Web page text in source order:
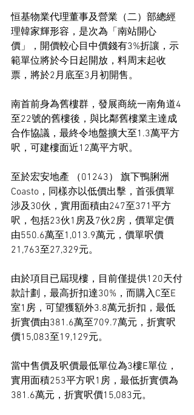
恒基物業代理董事及營業（二）部總經
理韓家輝形容，是次為「南站開心
價」，開價較心目中價錢有3%折讓，示
範單位將於今日起開放，料周末起收
票，將於2月底至3月初開售。
南首前身為舊樓群，發展商統一南角道4
至22號的舊樓後，與比鄰舊樓業主達成
合作協議，最終令地盤擴大至1.3萬平方
呎，可建樓面近12萬平方呎。
至於宏安地產 （01243） 旗下鴨脷洲
Coasto，同樣亦以低價出擊，首張價單
涉及30伙，實用面積由247至371平方
呎，包括23伙1房及7伙2房，價單定價
由550.6萬至1,013.9萬元，價單呎價
21,763至27,329元。
由於項目已屆現樓，目前僅提供120天付
款計劃，最高折扣達30%，而購入C至E
室1房，可望獲額外3.8萬元折扣，最低
折實價由381.6萬至709.7萬元，折實呎
價15,083至19,129元。
當中售價及呎價最低單位為3樓E單位，
實用面積253平方呎1房，最低折實價為
381.6萬元，折實呎價15,083元。